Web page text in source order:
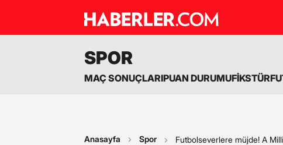
SPOR
MAÇ SONUÇLARIPUAN DURUMUFİKSTÜR
Anasayfa Spor Futbolseverlere müjde! A Milli